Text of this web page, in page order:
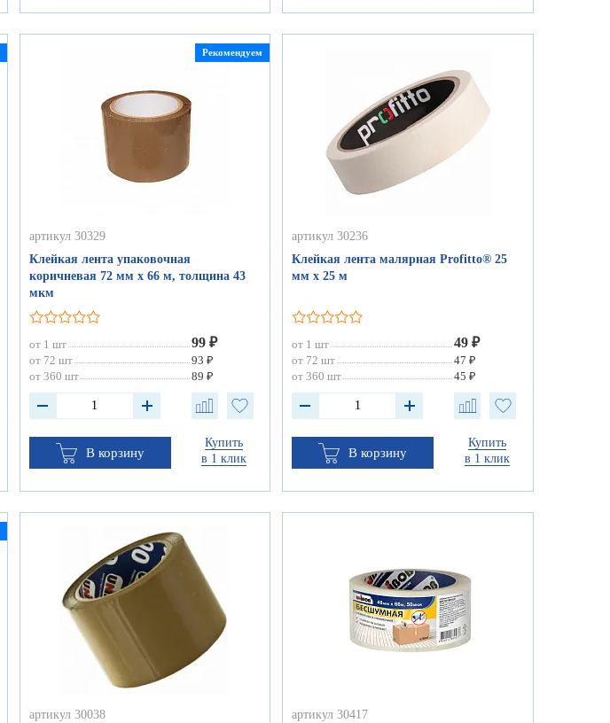
Рекомендуем
артикул 30329
Клейкая лента упаковочная
коричневая 72 мм х 66 м, толщина 43
мкм
от 1 шт 99 ₽
от 72 шт
93 ₽
от 360 шт
89 ₽
В корзину
Купить
в 1 клик
артикул 30236
Клейкая лента малярная Profitto® 25
мм х 25 м
от 1 шт 49 ₽
от 72 шт
47 ₽
от 360 шт
45 ₽
В корзину
Купить
в 1 клик
артикул 30038 артикул 30417